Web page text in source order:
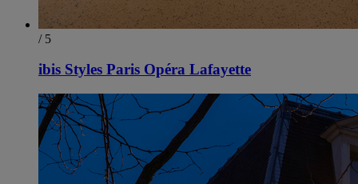
/ 5
ibis Styles Paris Opéra Lafayette